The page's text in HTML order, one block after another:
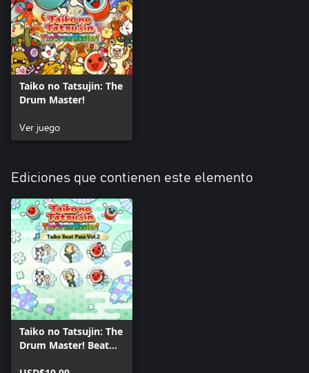
Taiko no Tatsujin: The
Drum Master!
Ver juego
Ediciones que contienen este elemento
Taiko no Tatsujin: The
Drum Master! Beat